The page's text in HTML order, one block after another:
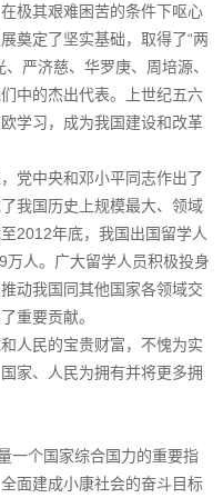
极其艰难困苦的条件下呕心
奠定了坚实基础，取得了“两
严济慈、华罗庚、周培源、
中的杰出代表。上世纪五六
学习，成为我国建设和改革
中央和邓小平同志作出了
我国历史上规模最大、领域
2012年底，我国出国留学人
人。广大留学人员积极投身
动我国同其他国家各领域交
重要贡献。
民的宝贵财富，不愧为实
家、人民为拥有并将更多拥
个国家综合国力的重要指
面建成小康社会的奋斗目标